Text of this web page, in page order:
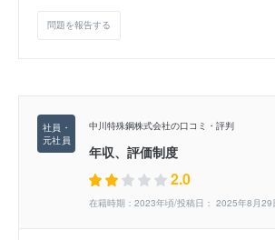
問題を報告する
中川特殊鋼株式会社の口コミ・評判
年収、評価制度
2.0
在籍時期：2023年頃/投稿日： 2025年8月29